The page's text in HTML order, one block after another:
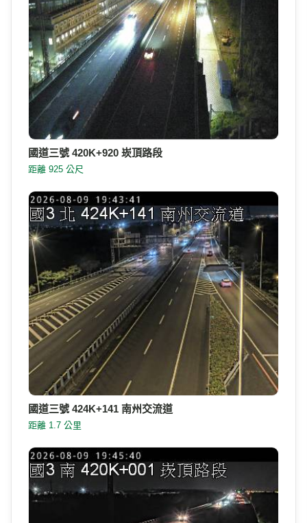
國道三號 420K+920 崁頂路段
距離 925 公尺
國道三號 424K+141 南州交流道
距離 1.7 公里